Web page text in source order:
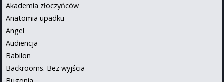
Akademia złoczyńców
Anatomia upadku
Angel
Audiencja
Babilon
Backrooms. Bez wyjścia